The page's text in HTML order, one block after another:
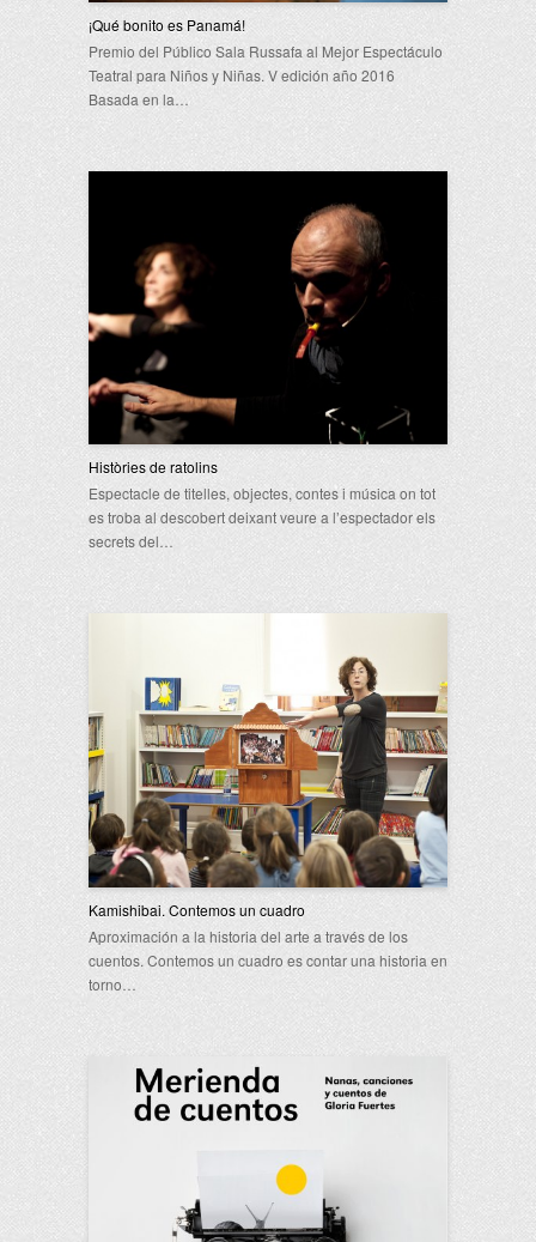
¡Qué bonito es Panamá!
Premio del Público Sala Russafa al Mejor Espectáculo
Teatral para Niños y Niñas. V edición año 2016
Basada en la…
Històries de ratolins
Espectacle de titelles, objectes, contes i música on tot
es troba al descobert deixant veure a l’espectador els
secrets del…
Kamishibai. Contemos un cuadro
Aproximación a la historia del arte a través de los
cuentos. Contemos un cuadro es contar una historia en
torno…